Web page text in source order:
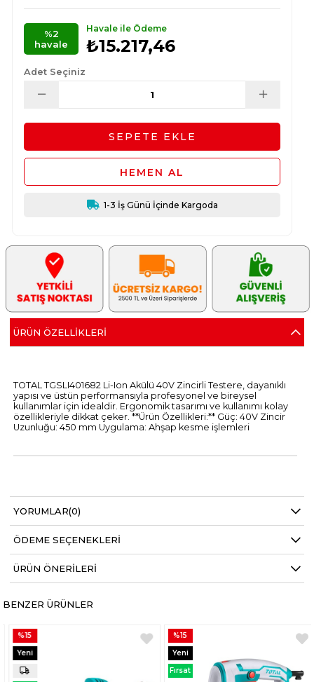
Havale ile Ödeme
₺15.217,46
%2
havale
Adet Seçiniz
1-3 İş Günü İçinde Kargoda
ÜRÜN ÖZELLIKLERI
TOTAL TGSLI401682 Li-Ion Akülü 40V Zincirli Testere, dayanıklı
yapısı ve üstün performansıyla profesyonel ve bireysel
kullanımlar için idealdir. Ergonomik tasarımı ve kullanımı kolay
özellikleriyle dikkat çeker. **Ürün Özellikleri:** Güç: 40V Zincir
Uzunluğu: 450 mm Uygulama: Ahşap kesme işlemleri
YORUMLAR(0)
ÖDEME SEÇENEKLERI
ÜRÜN ÖNERILERI
BENZER ÜRÜNLER
%15
Yeni
Ürün
%15
Yeni
Ürün
Fırsat